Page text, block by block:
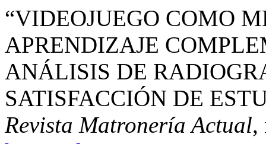
“VIDEOJUEGO COMO
APRENDIZAJE
ANÁLISIS DE
SATISFACCIÓN DE
Revista Matronería Actual,